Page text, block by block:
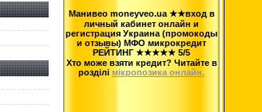
Манивео moneyveo.ua ★★вход в
личный кабинет онлайн и
регистрация Украина (промокоды
и отзывы) МФО микрокредит
РЕЙТИНГ ★★★★★ 5/5
Хто може взяти кредит? Читайте в
розділі мікропозика онлайн.